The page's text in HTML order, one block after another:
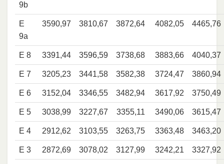
9b
E
9a
3590,97 3810,67 3872,64 4082,05 4465,76
E 8 3391,44 3596,59 3738,68 3883,66 4040,37
E 7 3205,23 3441,58 3582,38 3724,47 3860,94
E 6 3152,04 3346,55 3482,94 3617,92 3750,49
E 5 3038,99 3227,67 3355,11 3490,06 3615,47
E 4 2912,62 3103,55 3263,75 3363,48 3463,20
E 3 2872,69 3078,02 3127,99 3242,21 3327,92